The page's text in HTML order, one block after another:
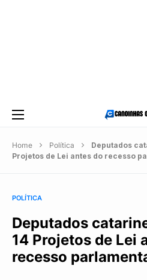
Home Política
Deputados
Projetos de Lei antes do recesso
POLÍTICA
Deputados
14 Projetos de Lei
recesso